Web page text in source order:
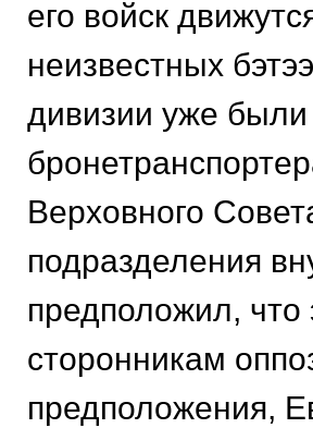
его войск
неизвестных
дивизии уже
Верховного
подразделения
предположил,
сторонникам
предположения,